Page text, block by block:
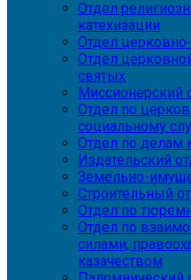
Отдел
катехизации
Отдел
Отдел
святых
Миссионерский
Отдел по
социальному
Отдел по делам
Издательский
Земельно-
Строительный
Отдел по
Отдел по
силами,
казачеством